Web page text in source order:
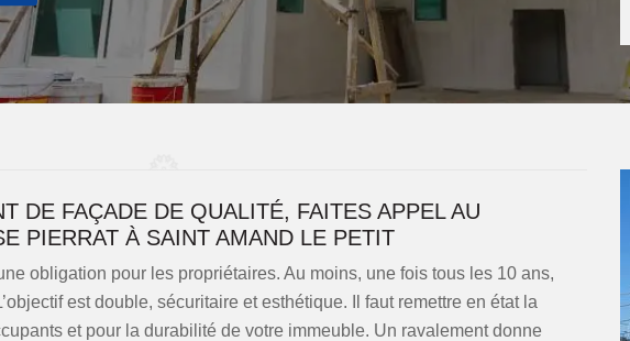
DE FAÇADE DE QUALITÉ, FAITES APPEL AU
PIERRAT À SAINT AMAND LE PETIT
obligation pour les propriétaires. Au moins, une fois tous les 10 ans,
est double, sécuritaire et esthétique. Il faut remettre en état la
et pour la durabilité de votre immeuble. Un ravalement donne